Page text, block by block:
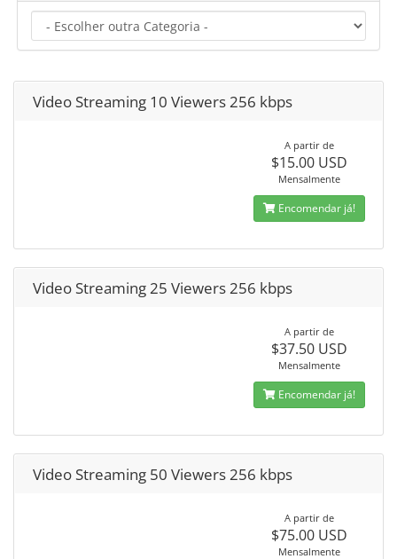
Video Streaming 10 Viewers 256 kbps
A partir de
$15.00 USD
Mensalmente
Encomendar já!
Video Streaming 25 Viewers 256 kbps
A partir de
$37.50 USD
Mensalmente
Encomendar já!
Video Streaming 50 Viewers 256 kbps
A partir de
$75.00 USD
Mensalmente